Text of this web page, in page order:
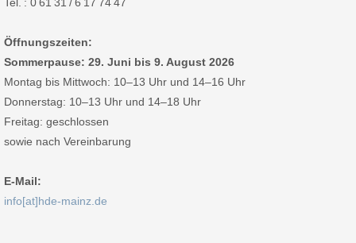
Öffnungszeiten:
Sommerpause: 29. Juni bis 9. August 2026
Montag bis Mittwoch: 10–13 Uhr und 14–16 Uhr
Donnerstag: 10–13 Uhr und 14–18 Uhr
Freitag: geschlossen
sowie nach Vereinbarung
E-Mail:
info[at]hde-mainz.de